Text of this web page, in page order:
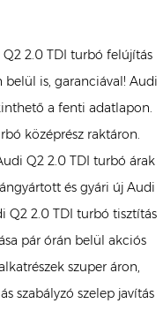
2.0 TDI turbó felújítás
is, garanciával! Audi
a fenti adatlapon.
középrész raktáron.
Q2 2.0 TDI turbó árak
és gyári új Audi
Q2 2.0 TDI turbó tisztítás
pár órán belül akciós
szuper áron,
szabályzó szelep javítás